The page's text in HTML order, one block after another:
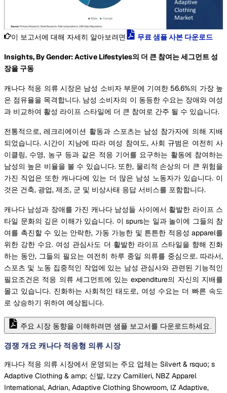
이 보고서에 대해 자세히 알아보려면 무료 샘플 사본 다운로드
Insights, By Gender: Active Lifestyles의 더 큰 참여는 세그먼트 성
장을 구동
캐나다 적응 의류 시장은 남성 소비자 부문에 기여한 56.6%의 가장 높
은 점유율을 목격합니다. 남성 소비자의 이 동등한 수요는 장애와 여성
과 비교하여 활성 라이프 스타일에 더 큰 참여로 간주 될 수 있습니다.
전통적으로, 레크리에이션 활동과 스포츠는 남성 참가자에 의해 지배
되었습니다. 시간이 지남에 따라 여성 참여도, 사회 규범은 여전히 사
이클링, 수영, 농구 등과 같은 적응 기어를 요구하는 활동에 참여하는
남성의 높은 비율을 볼 수 있습니다. 또한, 물리적 손상의 더 큰 위험을
가진 직업은 또한 캐나다에 있는 더 많은 남성 노동자가 있습니다. 이
것은 건축, 광업, 제조, 군 및 비상사태 응답 서비스를 포함합니다.
캐나다 남성과 장애를 가진 캐나다 남성들 사이에서 활발한 라이프 스
타일 문화의 깊은 이해가 있습니다. 이 spurs는 일과 놀이에 그들의 참
여를 촉진할 수 있는 안락한, 가동 가능한 및 튼튼한 적응성 apparel를
위한 강한 수요. 여성 관심사도 더 활발한 라이프 스타일을 향해 진화
하는 동안, 그들의 필요는 여전히 하루 종일 의류를 중심으로. 따라서,
스포츠 및 노동 집중적인 작업에 있는 남성 관심사와 관련된 기능적인
필요조건은 적응 의류 세그먼트에 있는 expenditure의 자신의 지배를
몰고 있습니다. 진화하는 사회적인 태도로, 여성 수요는 더 빠른 속도
로 상승하기 위하여 예상됩니다.
주요 시장 동향을 이해하려면 샘플 보고서를 다운로드하세요.
경쟁 개요 캐나다 적응형 의류 시장
캐나다 적응 의류 시장에서 운영되는 주요 업체는 Silvert & rsquo; s
Adaptive Clothing & amp; 신발, Izzy Camilleri, NBZ Apparel
International, Adrian, Adaptive Clothing Showroom, IZ Adaptive,